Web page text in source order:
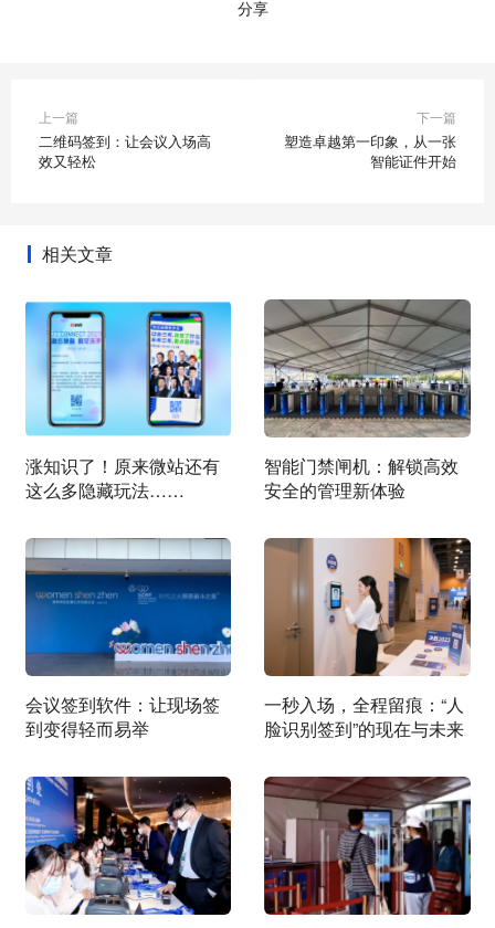
分享
上一篇
二维码签到：让会议入场高
效又轻松
下一篇
塑造卓越第一印象，从一张
智能证件开始
相关文章
涨知识了！原来微站还有
这么多隐藏玩法……
智能门禁闸机：解锁高效
安全的管理新体验
会议签到软件：让现场签
到变得轻而易举
一秒入场，全程留痕：“人
脸识别签到”的现在与未来